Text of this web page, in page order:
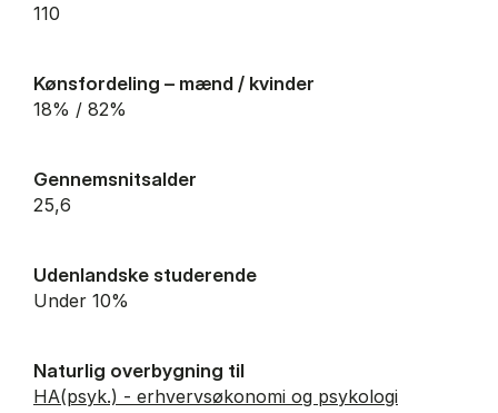
110
Kønsfordeling – mænd / kvinder
18% / 82%
Gennemsnitsalder
25,6
Udenlandske studerende
Under 10%
Naturlig overbygning til
HA(psyk.) - erhvervsøkonomi og psykologi